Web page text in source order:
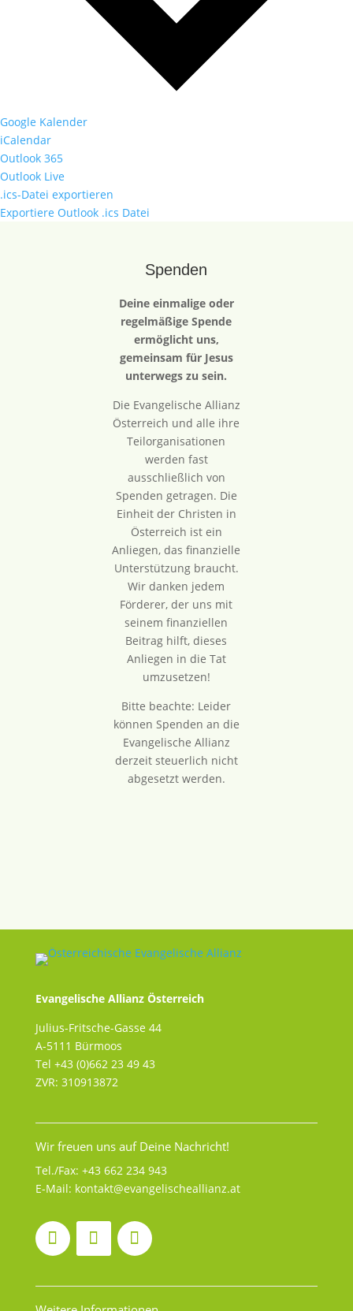
Google Kalender
iCalendar
Outlook 365
Outlook Live
.ics-Datei exportieren
Exportiere Outlook .ics Datei
Spenden
Deine einmalige oder
regelmäßige Spende
ermöglicht uns,
gemeinsam für Jesus
unterwegs zu sein.
Die Evangelische Allianz
Österreich und alle ihre
Teilorganisationen
werden fast
ausschließlich von
Spenden getragen. Die
Einheit der Christen in
Österreich ist ein
Anliegen, das finanzielle
Unterstützung braucht.
Wir danken jedem
Förderer, der uns mit
seinem finanziellen
Beitrag hilft, dieses
Anliegen in die Tat
umzusetzen!
Bitte beachte: Leider
können Spenden an die
Evangelische Allianz
derzeit steuerlich nicht
abgesetzt werden.
Evangelische Allianz Österreich
Julius-Fritsche-Gasse 44
A-5111 Bürmoos
Tel +43 (0)662 23 49 43
ZVR: 310913872
Wir freuen uns auf Deine Nachricht!
Tel./Fax: +43 662 234 943
E-Mail: kontakt@evangelischeallianz.at